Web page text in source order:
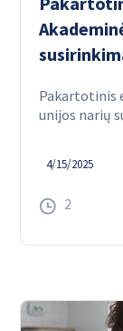
Pakartotinis
unijos narių
4/15/2025
2